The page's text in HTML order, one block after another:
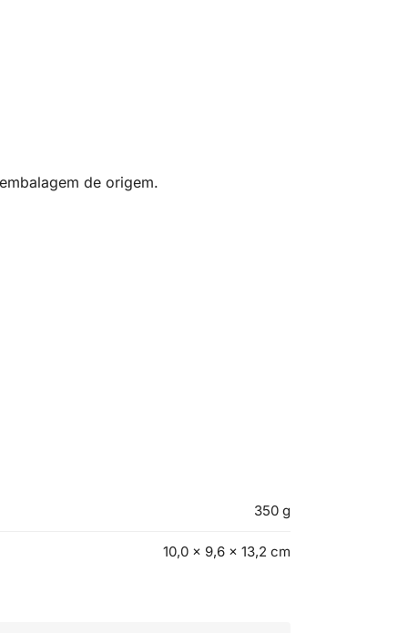
de origem.
350 g
10,0 × 9,6 × 13,2 cm